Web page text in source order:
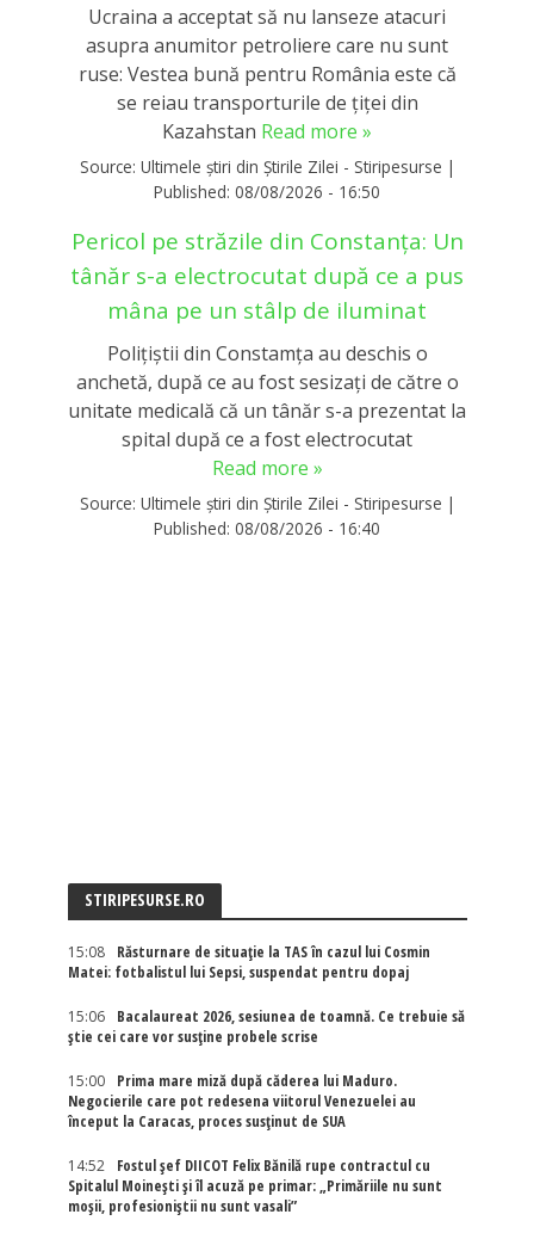
Ucraina a acceptat să nu lanseze atacuri
asupra anumitor petroliere care nu sunt
ruse: Vestea bună pentru România este că
se reiau transporturile de țiței din
Kazahstan Read more »
Source: Ultimele știri din Știrile Zilei - Stiripesurse |
Published: 08/08/2026 - 16:50
Pericol pe străzile din Constanţa: Un
tânăr s-a electrocutat după ce a pus
mâna pe un stâlp de iluminat
Poliţiştii din Constamţa au deschis o
anchetă, după ce au fost sesizaţi de către o
unitate medicală că un tânăr s-a prezentat la
spital după ce a fost electrocutat
Read more »
Source: Ultimele știri din Știrile Zilei - Stiripesurse |
Published: 08/08/2026 - 16:40
STIRIPESURSE.RO
15:08
Răsturnare de situație la TAS în cazul lui Cosmin
Matei: fotbalistul lui Sepsi, suspendat pentru dopaj
15:06
Bacalaureat 2026, sesiunea de toamnă. Ce trebuie să
știe cei care vor susține probele scrise
15:00
Prima mare miză după căderea lui Maduro.
Negocierile care pot redesena viitorul Venezuelei au
început la Caracas, proces susținut de SUA
14:52
Fostul șef DIICOT Felix Bănilă rupe contractul cu
Spitalul Moinești și îl acuză pe primar: „Primăriile nu sunt
moșii, profesioniștii nu sunt vasali”